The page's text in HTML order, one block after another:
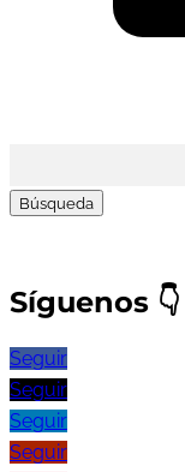
Síguenos 👇
Seguir
Seguir
Seguir
Seguir